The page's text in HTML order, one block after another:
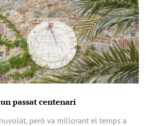
passat centenari
però va millorant el temps a